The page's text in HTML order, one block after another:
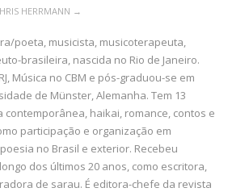
HERRMANN →
poeta, musicista, musicoterapeuta,
brasileira, nascida no Rio de Janeiro.
Música no CBM e pós-graduou-se em
de Münster, Alemanha. Tem 13
contemporânea, haikai, romance, contos e
participação e organização em
no Brasil e exterior. Recebeu
dos últimos 20 anos, como escritora,
de sarau. É editora-chefe da revista